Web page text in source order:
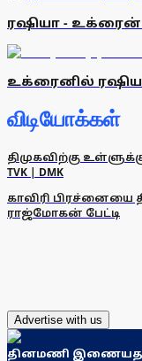
ரஷியா - உக்ரைன்
உக்ரைனில்
விடியோக்கள்
திமுகவிற்கு
TVK | DMK
காவிரி பிரச்னையை
ராஜ்மோகன் பேட்டி
Advertise with us
தினமணி